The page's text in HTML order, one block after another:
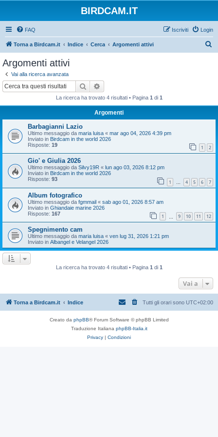
BIRDCAM.IT
FAQ Login
Iscriviti
Torna a Birdcam.it Indice Cerca Argomenti attivi
Argomenti attivi
Vai alla ricerca avanzata
Cerca
La ricerca ha trovato 4 risultati • Pagina 1 di 1
Argomenti
Barbagianni Lazio
Ultimo messaggio da maria luisa « mar ago 04, 2026 4:39 pm
Inviato in Birdcam in the world 2026
Risposte: 19 1 2
Gio' e Giulia 2026
Ultimo messaggio da Silvy19R « lun ago 03, 2026 8:12 pm
Inviato in Birdcam in the world 2026
Risposte: 93 1 … 4 5 6 7
Album fotografico
Ultimo messaggio da fgmmail « sab ago 01, 2026 8:57 am
Inviato in Ghiandaie marine 2026
Risposte: 167 1 9 10 11 12
Spegnimento cam
Ultimo messaggio da maria luisa « ven lug 31, 2026 1:21 pm
Inviato in Albangel e Velangel 2026
La ricerca ha trovato 4 risultati • Pagina 1di 1
Vai a
Torna a Birdcam.it Indice Tutti gli orari sono UTC+02:00
Creato da phpBB® Forum Software © phpBB Limited
Traduzione Italiana phpBB-Italia.it
Privacy
Condizioni